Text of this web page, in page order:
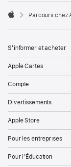

Parcours chez
S’informer et acheter
Apple Cartes
Compte
Divertissements
Apple Store
Pour les entreprises
Pour l’Éducation